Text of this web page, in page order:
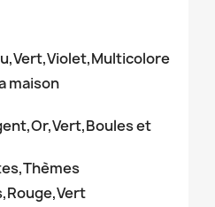
maison
et